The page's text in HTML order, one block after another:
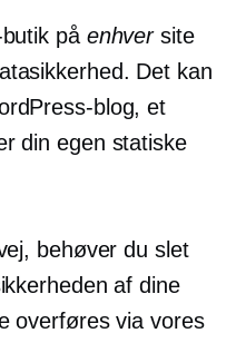
på enhversite
Det kan
blog, et
din egen statiske
behøver du slet
af ​​dine
overføres via vores